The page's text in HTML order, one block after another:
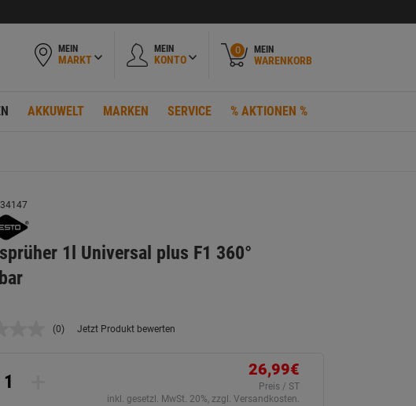
MEIN
MARKT
MEIN
KONTO
0 MEIN
WARENKORB
AKKUWELT MARKEN SERVICE % AKTIONEN %
1l Universal plus F1 360°
Kein
(0) Jetzt Produkt bewerten
26,99€
Preis / ST
inkl. gesetzl. MwSt. 20%, zzgl. Versandkosten.